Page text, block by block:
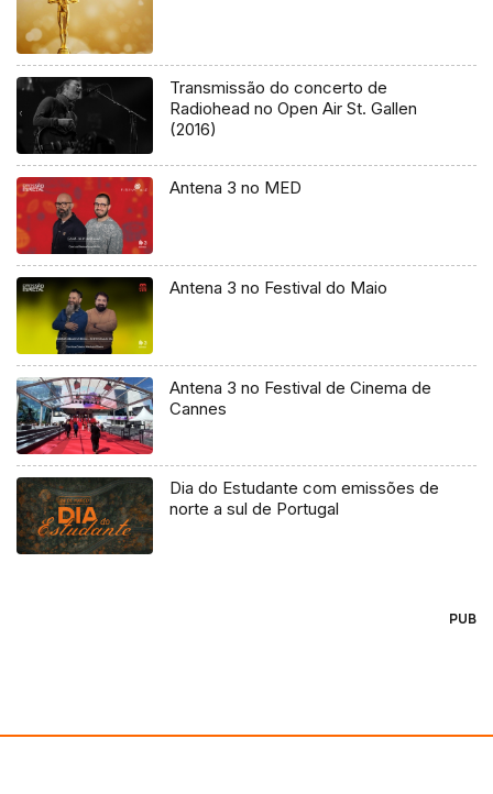
Transmissão do concerto de
Radiohead no Open Air St. Gallen
(2016)
Antena 3 no MED
Antena 3 no Festival do Maio
Antena 3 no Festival de Cinema de
Cannes
Dia do Estudante com emissões de
norte a sul de Portugal
PUB